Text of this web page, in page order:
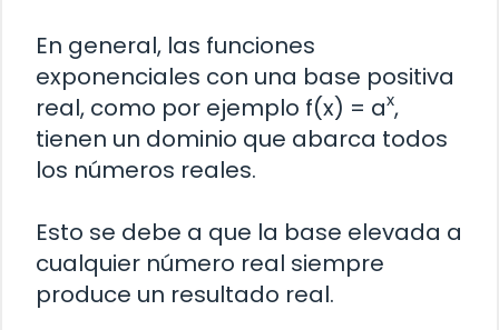
En general, las funciones
exponenciales con una base positiva
real, como por ejemplo f(x) = ax,
tienen un dominio que abarca todos
los números reales.
Esto se debe a que la base elevada a
cualquier número real siempre
produce un resultado real.